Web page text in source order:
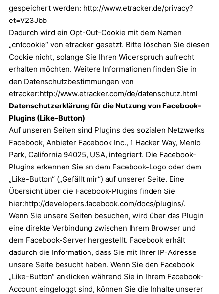
gespeichert werden: http://www.etracker.de/privacy?
et=V23Jbb
Dadurch wird ein Opt-Out-Cookie mit dem Namen
„cntcookie“ von etracker gesetzt. Bitte löschen Sie diesen
Cookie nicht, solange Sie Ihren Widerspruch aufrecht
erhalten möchten. Weitere Informationen finden Sie in
den Datenschutzbestimmungen von
etracker:http://www.etracker.com/de/datenschutz.html
Datenschutzerklärung für die Nutzung von Facebook-
Plugins (Like-Button)
Auf unseren Seiten sind Plugins des sozialen Netzwerks
Facebook, Anbieter Facebook Inc., 1 Hacker Way, Menlo
Park, California 94025, USA, integriert. Die Facebook-
Plugins erkennen Sie an dem Facebook-Logo oder dem
„Like-Button“ („Gefällt mir“) auf unserer Seite. Eine
Übersicht über die Facebook-Plugins finden Sie
hier:http://developers.facebook.com/docs/plugins/.
Wenn Sie unsere Seiten besuchen, wird über das Plugin
eine direkte Verbindung zwischen Ihrem Browser und
dem Facebook-Server hergestellt. Facebook erhält
dadurch die Information, dass Sie mit Ihrer IP-Adresse
unsere Seite besucht haben. Wenn Sie den Facebook
„Like-Button“ anklicken während Sie in Ihrem Facebook-
Account eingeloggt sind, können Sie die Inhalte unserer